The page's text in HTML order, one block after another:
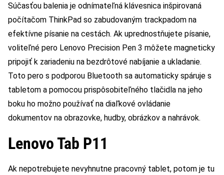
Súčasťou balenia je odnímateľná klávesnica inšpirovaná
počítačom ThinkPad so zabudovaným trackpadom na
efektívne písanie na cestách. Ak uprednostňujete písanie,
voliteľné pero Lenovo Precision Pen 3 môžete magneticky
pripojiť k zariadeniu na bezdrôtové nabíjanie a ukladanie.
Toto pero s podporou Bluetooth sa automaticky spáruje s
tabletom a pomocou prispôsobiteľného tlačidla na jeho
boku ho možno používať na diaľkové ovládanie
dokumentov na obrazovke, hudby, obrázkov a nahrávok.
Lenovo Tab P11
Ak nepotrebujete nevyhnutne pracovný tablet, potom je tu